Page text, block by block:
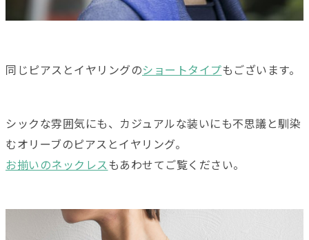
同じピアスとイヤリングのショートタイプもございます。
シックな雰囲気にも、カジュアルな装いにも不思議と馴染
むオリーブのピアスとイヤリング。
お揃いのネックレスもあわせてご覧ください。